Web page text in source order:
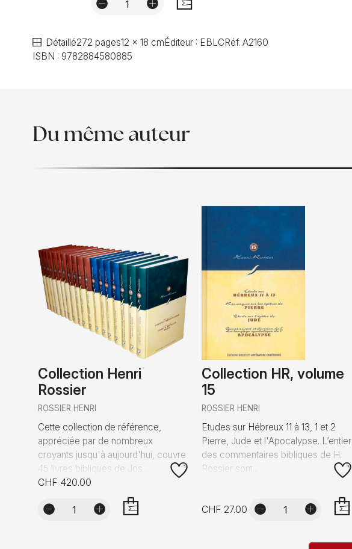
Détaillé272 pages12 x 18 cm Éditeur : EBLC Réf.A2160
ISBN : 9782884580885
Du même auteur
Collection Henri
Rossier
ROSSIER HENRI
Cette collection de référence,
appréciée par de nombreux
croyants jusqu'à aujourd'hui, couvre
45 livres bibliques de Jos...
CHF 420.00
Collection HR, volume
15
ROSSIER HENRI
Etudes sur Hébreux 11 à 13, 1 et 2
Pierre, Jude et l'Apocalypse. L’entier
des commentaires bibliques de H.
Rossier sont...
CHF 27.00